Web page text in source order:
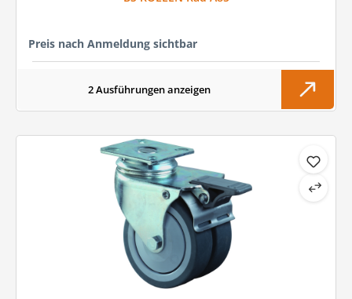
Preis nach Anmeldung sichtbar
2 Ausführungen anzeigen